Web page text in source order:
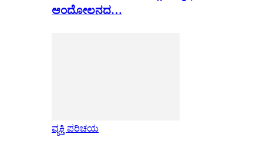
ಆಂದೋಲನದ…
ವ್ಯಕ್ತಿ ಪರಿಚಯ